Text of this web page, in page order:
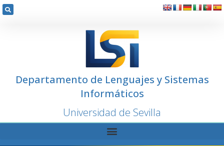
Departamento de Lenguajes y Sistemas
Informáticos
Universidad de Sevilla